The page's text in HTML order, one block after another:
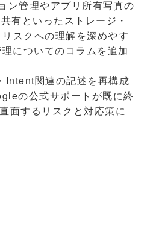
ン管理やアプリ所有写真の
有といったストレージ・
スクへの理解を深めやす
についてのコラムを追加
関連の記述を再構成
の公式サポートが既に終
面するリスクと対応策に